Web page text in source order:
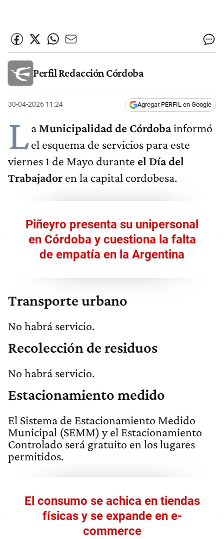
Perfil Redacción Córdoba
30-04-2026 11:24 Agregar PERFIL en Google
La Municipalidad de Córdobainformó
el esquema de servicios para este
viernes 1 de Mayo durante el Día del
Trabajador en la capital cordobesa.
Piñeyro presenta su unipersonal
en Córdoba y cuestiona la falta
de empatía en la Argentina
Transporte urbano
No habrá servicio.
Recolección de residuos
No habrá servicio.
Estacionamiento medido
El Sistema de Estacionamiento Medido
Municipal (SEMM) y el Estacionamiento
Controlado será gratuito en los lugares
permitidos.
El consumo se achica en tiendas
físicas y se expande en e-
commerce